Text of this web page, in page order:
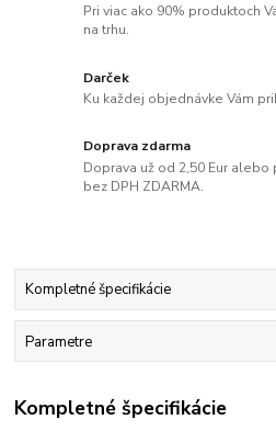
Pri viac ako 90% produktoch
na trhu.
Darček
Ku každej objednávke Vám
Doprava zdarma
Doprava už od 2,50 Eur alebo
bez DPH ZDARMA.
Kompletné špecifikácie
Parametre
Kompletné špecifikácie